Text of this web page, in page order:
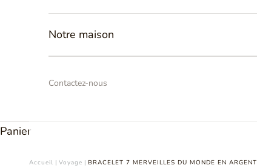
Notre maison
Contactez-nous
Panier
Accueil | Voyage | BRACELET 7 MERVEILLES DU MONDE EN ARGENT